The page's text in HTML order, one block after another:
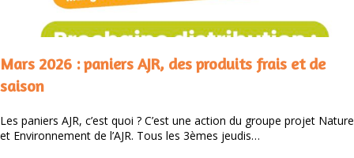
Mars 2026 : paniers AJR, des produits frais et de
saison
Les paniers AJR, c’est quoi ? C’est une action du groupe projet Nature
et Environnement de l’AJR. Tous les 3èmes jeudis…